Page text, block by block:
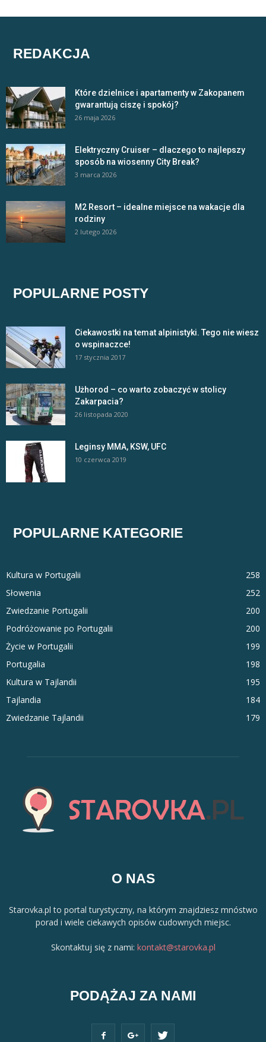
REDAKCJA
Które dzielnice i apartamenty w Zakopanem
gwarantują ciszę i spokój?
26 maja 2026
Elektryczny Cruiser – dlaczego to najlepszy
sposób na wiosenny City Break?
3 marca 2026
M2 Resort – idealne miejsce na wakacje dla
rodziny
2 lutego 2026
POPULARNE POSTY
Ciekawostki na temat alpinistyki. Tego nie wiesz
o wspinaczce!
17 stycznia 2017
Użhorod – co warto zobaczyć w stolicy
Zakarpacia?
26 listopada 2020
Leginsy MMA, KSW, UFC
10 czerwca 2019
POPULARNE KATEGORIE
Kultura w Portugalii
258
Słowenia
252
Zwiedzanie Portugalii
200
Podróżowanie po Portugalii
200
Życie w Portugalii
199
Portugalia
198
Kultura w Tajlandii
195
Tajlandia
184
Zwiedzanie Tajlandii
179
O NAS
Starovka.pl to portal turystyczny, na którym znajdziesz mnóstwo
porad i wiele ciekawych opisów cudownych miejsc.
Skontaktuj się z nami: kontakt@starovka.pl
PODĄŻAJ ZA NAMI